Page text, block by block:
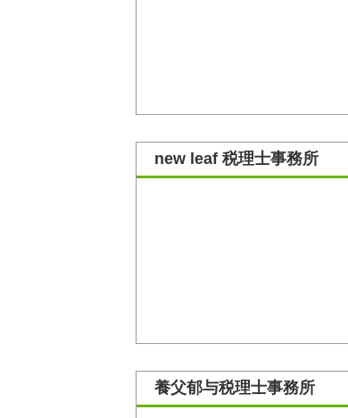
new leaf 税理士事務所
養父郁与税理士事務所